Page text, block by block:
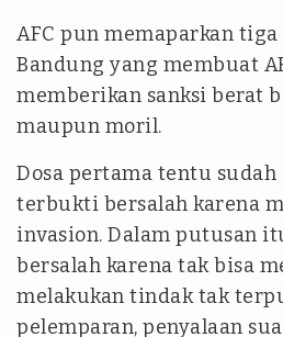
AFC pun memaparkan tiga
Bandung yang membuat
memberikan sanksi berat
maupun moril.
Dosa pertama tentu
terbukti bersalah karena
invasion. Dalam putusan
bersalah karena tak bisa
melakukan tindak tak
pelemparan, penyalaan